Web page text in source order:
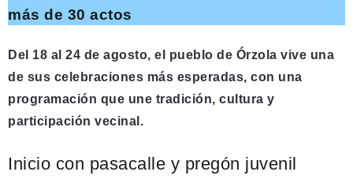
más de 30 actos
Del 18 al 24 de agosto, el pueblo de Órzola vive una
de sus celebraciones más esperadas, con una
programación que une tradición, cultura y
participación vecinal.
Inicio con pasacalle y pregón juvenil